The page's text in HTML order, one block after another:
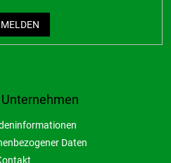
Daten